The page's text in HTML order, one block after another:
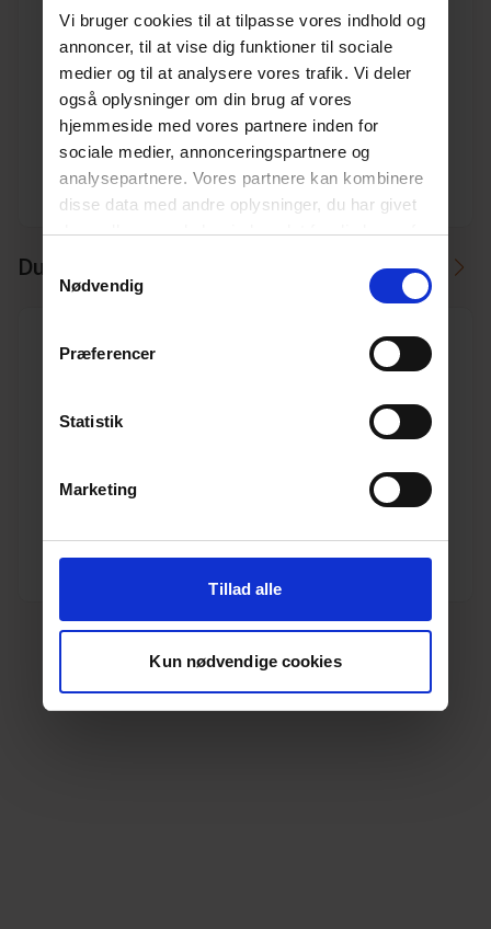
Vi bruger cookies til at tilpasse vores indhold og
annoncer, til at vise dig funktioner til sociale
medier og til at analysere vores trafik. Vi deler
også oplysninger om din brug af vores
hjemmeside med vores partnere inden for
sociale medier, annonceringspartnere og
analysepartnere. Vores partnere kan kombinere
disse data med andre oplysninger, du har givet
dem, eller som de har indsamlet fra din brug af
Samtykkevalg
Nødvendig
Præferencer
Statistik
Marketing
Tillad alle
Kun nødvendige cookies
Plasson 40 x 1" overgang m/irg, serie 1
Varenr. 13136140
Pakkeinfo. STK.
Se produkt
Du kan måske i stedet bruge
Pakkeinfo. STK.
Se produkt